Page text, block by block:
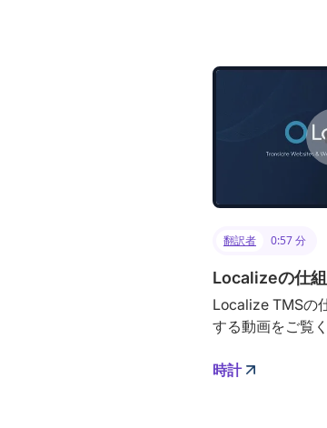
翻訳者 0:57 分
Localizeの仕
Localize TMSの
する動画をご覧く
時計